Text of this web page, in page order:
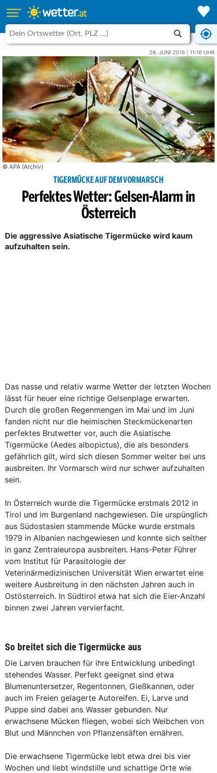
28. JUNI 2016 | 11:16 UHR
© APA (Archiv)
TIGERMÜCKE AUF DEM VORMARSCH
Perfektes Wetter: Gelsen-Alarm in
Österreich
Die aggressive Asiatische Tigermücke wird kaum
aufzuhalten sein.
Das nasse und relativ warme Wetter der letzten Wochen
lässt für heuer eine richtige Gelsenplage erwarten.
Durch die großen Regenmengen im Mai und im Juni
fanden nicht nur die heimischen Steckmückenarten
perfektes Brutwetter vor, auch die Asiatische
Tigermücke (Aedes albopictus), die als besonders
gefährlich gilt, wird sich diesen Sommer weiter bei uns
ausbreiten. Ihr Vormarsch wird nur schwer aufzuhalten
sein.
In Österreich wurde die Tigermücke erstmals 2012 in
Tirol und im Burgenland nachgewiesen. Die urspünglich
aus Südostasien stammende Mücke wurde erstmals
1979 in Albanien nachgewiesen und konnte sich seither
in ganz Zentraleuropa ausbreiten. Hans-Peter Führer
vom Institut für Parasitologie der
Veterinärmedizinischen Universität Wien erwartet eine
weitere Ausbreitung in den nächsten Jahren auch in
Ostösterreich. In Südtirol etwa hat sich die Eier-Anzahl
binnen zwei Jahren vervierfacht.
So breitet sich die Tigermücke aus
Die Larven brauchen für ihre Entwicklung unbedingt
stehendes Wasser. Perfekt geeignet sind etwa
Blumenuntersetzer, Regentonnen, Gießkannen, oder
auch im Freien gelagerte Autoreifen. Ei, Larve und
Puppe sind dabei ans Wasser gebunden. Nur
erwachsene Mücken fliegen, wobei sich Weibchen von
Blut und Männchen von Pflanzensäften ernähren.
Die erwachsene Tigermücke lebt etwa drei bis vier
Wochen und liebt windstille und schattige Orte wie